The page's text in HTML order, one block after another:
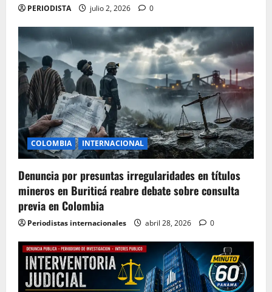
PERIODISTA julio 2, 2026 0
COLOMBIA INTERNACIONAL
Denuncia por presuntas irregularidades en títulos
mineros en Buriticá reabre debate sobre consulta
previa en Colombia
Periodistas internacionales abril 28, 2026 0